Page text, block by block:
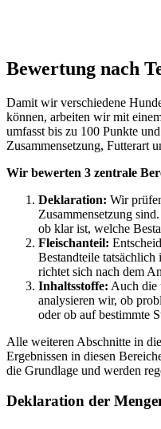
Bewertung nach
Damit wir verschiedene
können, arbeiten wir mit
umfasst bis zu 100 Punkte
Zusammensetzung, Futterart
Wir bewerten 3 zentrale
Deklaration: Wir
Zusammensetzung
ob klar ist, welche
Fleischanteil:
Bestandteile
richtet sich nach dem
Inhaltsstoffe: Auch die
analysieren wir, ob
oder ob auf bestimmte
Alle weiteren Abschnitte in
Ergebnissen in diesen
die Grundlage und werden
Deklaration der